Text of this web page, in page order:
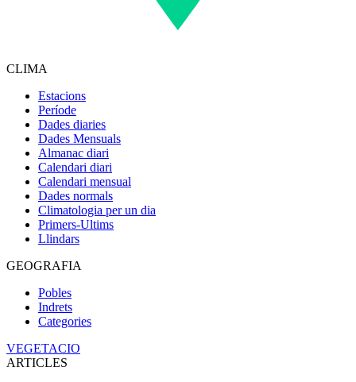
CLIMA
Estacions
Període
Dades diaries
Dades Mensuals
Almanac diari
Calendari diari
Calendari mensual
Dades normals
Climatologia per un dia
Primers-Ultims
Llindars
GEOGRAFIA
Pobles
Indrets
Categories
VEGETACIO
ARTICLES